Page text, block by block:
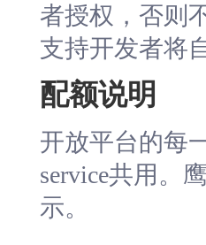
者授权，否则
支持开发者将
配额说明
开放平台的每
service共用。
示。